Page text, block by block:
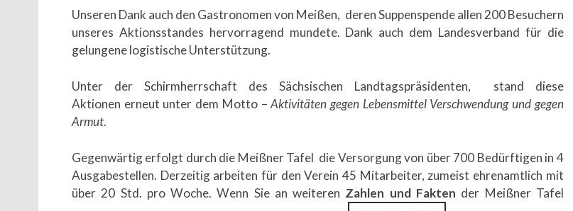
Unseren Dank auch den Gastronomen von Meißen, deren Suppenspende allen 200 Besuchern
unseres Aktionsstandes hervorragend mundete. Dank auch dem Landesverband für die
gelungene logistische Unterstützung.
Unter der Schirmherrschaft des Sächsischen Landtagsprä­sidenten, stand diese
Aktionen erneut unter dem Motto –Aktivitä­ten gegen Le­bensmittel Verschwendung und gegen
Armut.
Gegenwärtig erfolgt durch die Meißner Tafel die Versorgung von über 700 Bedürftigen in 4
Ausgabestellen. Derzeitig arbeiten für den Verein 45 Mitarbeiter, zumeist ehrenamtlich mit
über 20 Std. pro Woche. Wenn Sie an weiteren Zahlen und Fakten der Meißner Tafel